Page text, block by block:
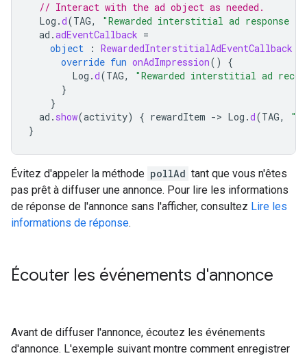
// Interact with the ad object as needed.
Log .d(TAG,
"Rewarded interstitial ad response
ad .adEventCallback =
object
: RewardedInterstitialAdEventCallback
override fun onAdImpression()
{
Log .d(TAG,
"Rewarded interstitial ad
}
}
ad . show(activity) { rewardItem -> Log .d(TAG,
}
Évitez d'appeler la méthode pollAd tant que vous n'êtes
pas prêt à diffuser une annonce. Pour lire les informations
de réponse de l'annonce sans l'afficher, consultez Lire les
informations de réponse.
Écouter les événements d'annonce
Avant de diffuser l'annonce, écoutez les événements
d'annonce. L'exemple suivant montre comment enregistrer